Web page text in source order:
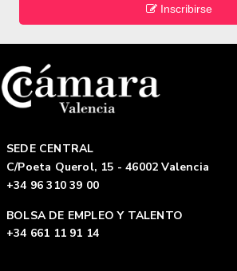
Inscribirse
SEDE CENTRAL
C/Poeta Querol, 15 - 46002 Valencia
+34 96 310 39 00
BOLSA DE EMPLEO Y TALENTO
+34 661 11 91 14